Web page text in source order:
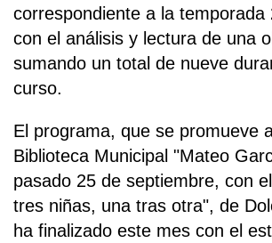
correspondiente a la temporada
con el análisis y lectura de una
sumando un total de nueve
curso.
El programa, que se promueve
Biblioteca Municipal "Mateo
pasado 25 de septiembre, con
tres niñas, una tras otra", de
ha finalizado este mes con el